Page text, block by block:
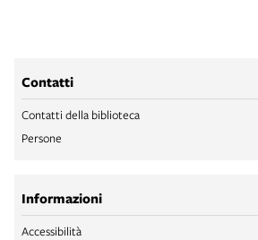
Contatti
Contatti della biblioteca
Persone
Informazioni
Accessibilità